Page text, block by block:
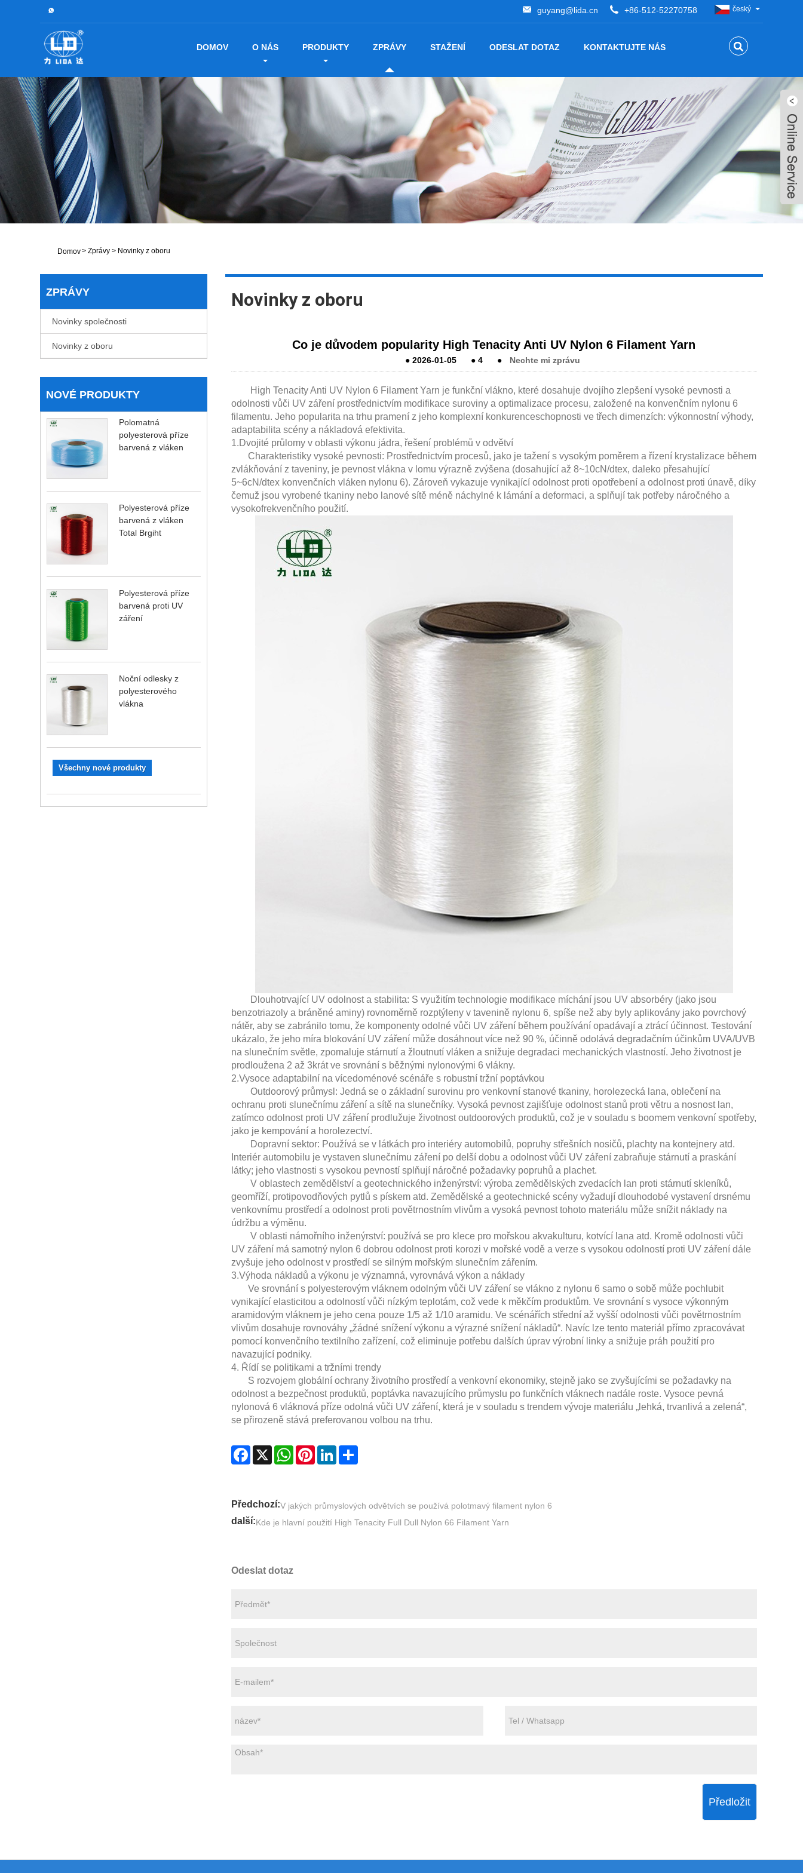
+86-512-52270758
guyang@lida.cn český
DOMOV O NÁS PRODUKTY ZPRÁVY STAŽENÍ ODESLAT DOTAZ KONTAKTUJTE NÁS
Domov> Zprávy > Novinky z oboru
ZPRÁVY
Novinky společnosti
Novinky z oboru
NOVÉ PRODUKTY
Polomatná
polyesterová příze
barvená z vláken
Polyesterová příze
barvená z vláken
Total Brgiht
Polyesterová příze
barvená proti UV
záření
Noční odlesky z
polyesterového
vlákna
Všechny nové produkty
Novinky z oboru
Co je důvodem popularity High Tenacity Anti UV Nylon 6 Filament Yarn
●2026-01-05 ●4 ● Nechte mi zprávu
High Tenacity Anti UV Nylon 6 Filament Yarn je funkční vlákno, které dosahuje dvojího zlepšení vysoké pevnosti a
odolnosti vůči UV záření prostřednictvím modifikace suroviny a optimalizace procesu, založené na konvenčním nylonu 6
filamentu. Jeho popularita na trhu pramení z jeho komplexní konkurenceschopnosti ve třech dimenzích: výkonnostní výhody,
adaptabilita scény a nákladová efektivita.
1.Dvojité průlomy v oblasti výkonu jádra, řešení problémů v odvětví
Charakteristiky vysoké pevnosti: Prostřednictvím procesů, jako je tažení s vysokým poměrem a řízení krystalizace během
zvlákňování z taveniny, je pevnost vlákna v lomu výrazně zvýšena (dosahující až 8~10cN/dtex, daleko přesahující
5~6cN/dtex konvenčních vláken nylonu 6). Zároveň vykazuje vynikající odolnost proti opotřebení a odolnost proti únavě, díky
čemuž jsou vyrobené tkaniny nebo lanové sítě méně náchylné k lámání a deformaci, a splňují tak potřeby náročného a
vysokofrekvenčního použití.
Dlouhotrvající UV odolnost a stabilita: S využitím technologie modifikace míchání jsou UV absorbéry (jako jsou
benzotriazoly a bráněné aminy) rovnoměrně rozptýleny v tavenině nylonu 6, spíše než aby byly aplikovány jako povrchový
nátěr, aby se zabránilo tomu, že komponenty odolné vůči UV záření během používání opadávají a ztrácí účinnost. Testování
ukázalo, že jeho míra blokování UV záření může dosáhnout více než 90 %, účinně odolává degradačním účinkům UVA/UVB
na slunečním světle, zpomaluje stárnutí a žloutnutí vláken a snižuje degradaci mechanických vlastností. Jeho životnost je
prodloužena 2 až 3krát ve srovnání s běžnými nylonovými 6 vlákny.
2.Vysoce adaptabilní na vícedoménové scénáře s robustní tržní poptávkou
Outdoorový průmysl: Jedná se o základní surovinu pro venkovní stanové tkaniny, horolezecká lana, oblečení na
ochranu proti slunečnímu záření a sítě na slunečníky. Vysoká pevnost zajišťuje odolnost stanů proti větru a nosnost lan,
zatímco odolnost proti UV záření prodlužuje životnost outdoorových produktů, což je v souladu s boomem venkovní spotřeby,
jako je kempování a horolezectví.
Dopravní sektor: Používá se v látkách pro interiéry automobilů, popruhy střešních nosičů, plachty na kontejnery atd.
Interiér automobilu je vystaven slunečnímu záření po delší dobu a odolnost vůči UV záření zabraňuje stárnutí a praskání
látky; jeho vlastnosti s vysokou pevností splňují náročné požadavky popruhů a plachet.
V oblastech zemědělství a geotechnického inženýrství: výroba zemědělských zvedacích lan proti stárnutí skleníků,
geomříží, protipovodňových pytlů s pískem atd. Zemědělské a geotechnické scény vyžadují dlouhodobé vystavení drsnému
venkovnímu prostředí a odolnost proti povětrnostním vlivům a vysoká pevnost tohoto materiálu může snížit náklady na
údržbu a výměnu.
V oblasti námořního inženýrství: používá se pro klece pro mořskou akvakulturu, kotvící lana atd. Kromě odolnosti vůči
UV záření má samotný nylon 6 dobrou odolnost proti korozi v mořské vodě a verze s vysokou odolností proti UV záření dále
zvyšuje jeho odolnost v prostředí se silným mořským slunečním zářením.
3.Výhoda nákladů a výkonu je významná, vyrovnává výkon a náklady
Ve srovnání s polyesterovým vláknem odolným vůči UV záření se vlákno z nylonu 6 samo o sobě může pochlubit
vynikající elasticitou a odolností vůči nízkým teplotám, což vede k měkčím produktům. Ve srovnání s vysoce výkonným
aramidovým vláknem je jeho cena pouze 1/5 až 1/10 aramidu. Ve scénářích střední až vyšší odolnosti vůči povětrnostním
vlivům dosahuje rovnováhy „žádné snížení výkonu a výrazné snížení nákladů“. Navíc lze tento materiál přímo zpracovávat
pomocí konvenčního textilního zařízení, což eliminuje potřebu dalších úprav výrobní linky a snižuje práh použití pro
navazující podniky.
4. Řídí se politikami a tržními trendy
S rozvojem globální ochrany životního prostředí a venkovní ekonomiky, stejně jako se zvyšujícími se požadavky na
odolnost a bezpečnost produktů, poptávka navazujícího průmyslu po funkčních vláknech nadále roste. Vysoce pevná
nylonová 6 vláknová příze odolná vůči UV záření, která je v souladu s trendem vývoje materiálu „lehká, trvanlivá a zelená“,
se přirozeně stává preferovanou volbou na trhu.
Facebook
X WhatsAppPinterestLinkedIn
Předchozí:V jakých průmyslových odvětvích se používá polotmavý filament nylon 6
další:Kde je hlavní použití High Tenacity Full Dull Nylon 66 Filament Yarn
Odeslat dotaz
Předložit